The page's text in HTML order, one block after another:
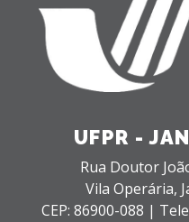
UFPR -
Rua Doutor
Vila Operária,
CEP: 86900-088 |